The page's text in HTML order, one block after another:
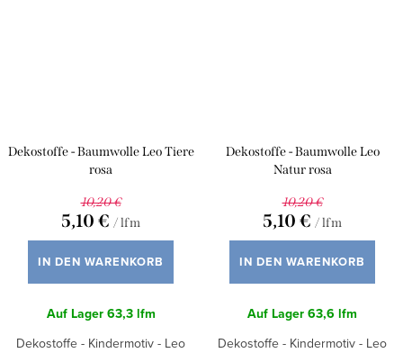
Dekostoffe - Baumwolle Leo Tiere
rosa
10,20 €
5,10 € / lfm
IN DEN WARENKORB
Auf Lager63,3 lfm
Dekostoffe - Kindermotiv - Leo
Dekostoffe - Baumwolle Leo
Natur rosa
10,20 €
5,10 € / lfm
IN DEN WARENKORB
Auf Lager63,6 lfm
Dekostoffe - Kindermotiv - Leo